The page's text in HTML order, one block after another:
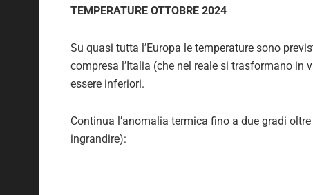
TEMPERATURE OTTOBRE 2024
Su quasi tutta l’Europa le temperature sono
compresa l’Italia (che nel reale si trasformano
essere inferiori.
Continua l’anomalia termica fino a due gradi
ingrandire):